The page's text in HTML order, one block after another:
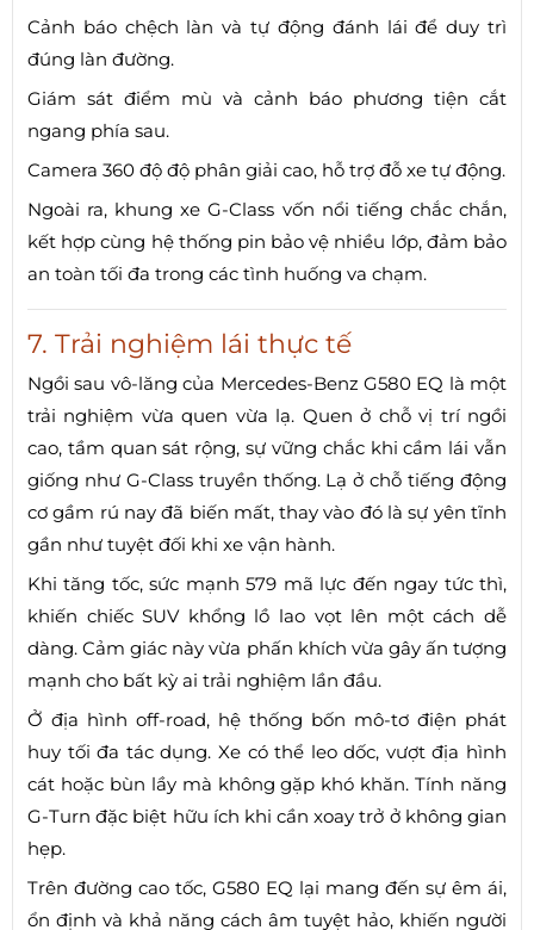
Cảnh báo chệch làn và tự động đánh lái để duy trì
đúng làn đường.
Giám sát điểm mù và cảnh báo phương tiện cắt
ngang phía sau.
Camera 360 độ độ phân giải cao, hỗ trợ đỗ xe tự động.
Ngoài ra, khung xe G-Class vốn nổi tiếng chắc chắn,
kết hợp cùng hệ thống pin bảo vệ nhiều lớp, đảm bảo
an toàn tối đa trong các tình huống va chạm.
7. Trải nghiệm lái thực tế
Ngồi sau vô-lăng của Mercedes-Benz G580 EQ là một
trải nghiệm vừa quen vừa lạ. Quen ở chỗ vị trí ngồi
cao, tầm quan sát rộng, sự vững chắc khi cầm lái vẫn
giống như G-Class truyền thống. Lạ ở chỗ tiếng động
cơ gầm rú nay đã biến mất, thay vào đó là sự yên tĩnh
gần như tuyệt đối khi xe vận hành.
Khi tăng tốc, sức mạnh 579 mã lực đến ngay tức thì,
khiến chiếc SUV khổng lồ lao vọt lên một cách dễ
dàng. Cảm giác này vừa phấn khích vừa gây ấn tượng
mạnh cho bất kỳ ai trải nghiệm lần đầu.
Ở địa hình off-road, hệ thống bốn mô-tơ điện phát
huy tối đa tác dụng. Xe có thể leo dốc, vượt địa hình
cát hoặc bùn lầy mà không gặp khó khăn. Tính năng
G-Turn đặc biệt hữu ích khi cần xoay trở ở không gian
hẹp.
Trên đường cao tốc, G580 EQ lại mang đến sự êm ái,
ổn định và khả năng cách âm tuyệt hảo, khiến người